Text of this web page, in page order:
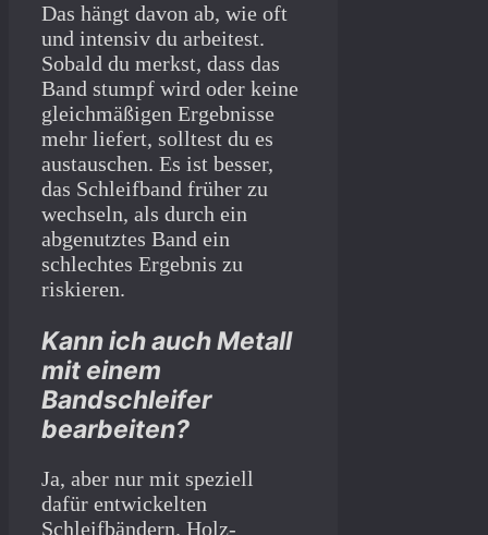
Das hängt davon ab, wie oft
und intensiv du arbeitest.
Sobald du merkst, dass das
Band stumpf wird oder keine
gleichmäßigen Ergebnisse
mehr liefert, solltest du es
austauschen. Es ist besser,
das Schleifband früher zu
wechseln, als durch ein
abgenutztes Band ein
schlechtes Ergebnis zu
riskieren.
Kann ich auch Metall
mit einem
Bandschleifer
bearbeiten?
Ja, aber nur mit speziell
dafür entwickelten
Schleifbändern. Holz-